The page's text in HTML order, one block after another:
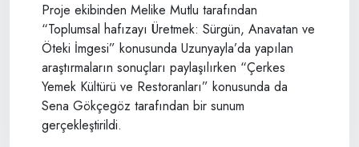
Proje ekibinden Melike Mutlu tarafından
“Toplumsal hafızayı Üretmek: Sürgün, Anavatan ve
Öteki İmgesi” konusunda Uzunyayla’da yapılan
araştırmaların sonuçları paylaşılırken “Çerkes
Yemek Kültürü ve Restoranları” konusunda da
Sena Gökçegöz tarafından bir sunum
gerçekleştirildi.